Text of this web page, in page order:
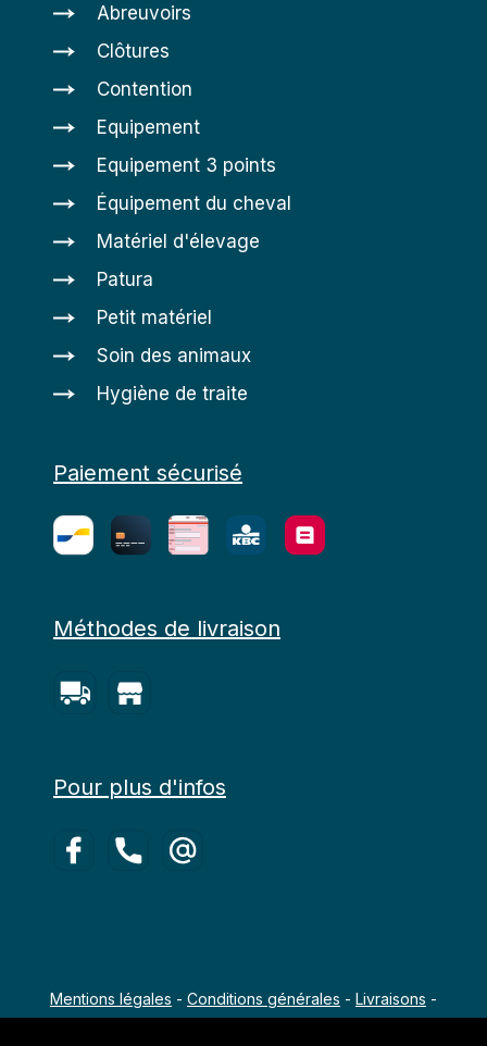
Abreuvoirs
Clôtures
Contention
Equipement
Equipement 3 points
Équipement du cheval
Matériel d'élevage
Patura
Petit matériel
Soin des animaux
Hygiène de traite
Paiement sécurisé
Méthodes de livraison
Pour plus d'infos
Mentions légales - Conditions générales - Livraisons -